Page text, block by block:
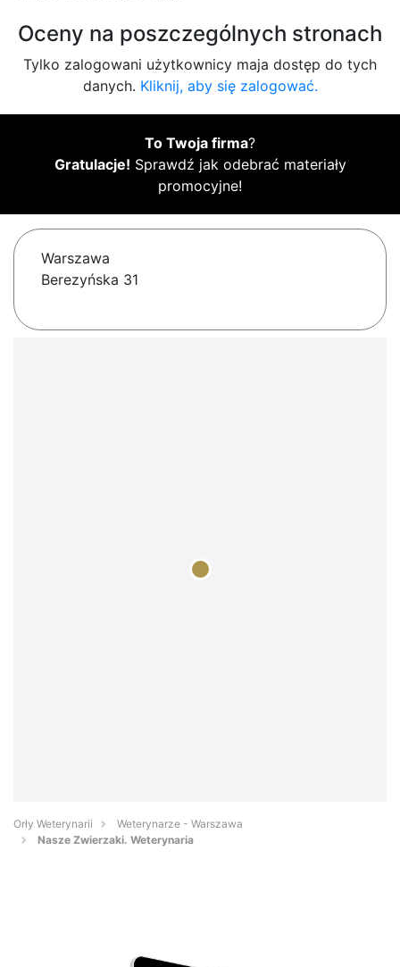
Oceny na poszczególnych stronach
Tylko zalogowani użytkownicy maja dostęp do tych
danych. Kliknij, aby się zalogować.
To Twoja firma?
Gratulacje! Sprawdź jak odebrać materiały
promocyjne!
Warszawa
Berezyńska 31
Orły Weterynarii
Weterynarze - Warszawa
Nasze Zwierzaki. Weterynaria